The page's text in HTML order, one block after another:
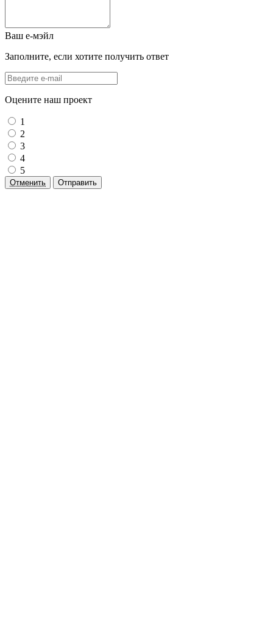
Ваш е-мэйл
Заполните, если хотите получить ответ
Оцените наш проект
1
2
3
4
5
Отменить Отправить